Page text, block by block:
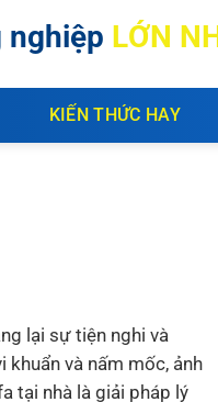
nghiệp LỚN
KIẾN THỨC HAY
lại sự tiện nghi và
khuẩn và nấm mốc, ảnh
tại nhà là giải pháp lý